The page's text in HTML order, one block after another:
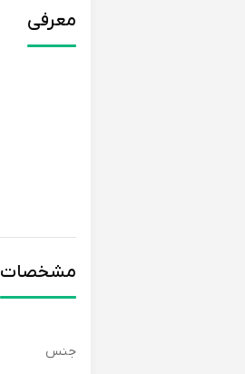
معرفی
مشخصات
جنس